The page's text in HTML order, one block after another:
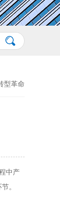
型革命
中产
。